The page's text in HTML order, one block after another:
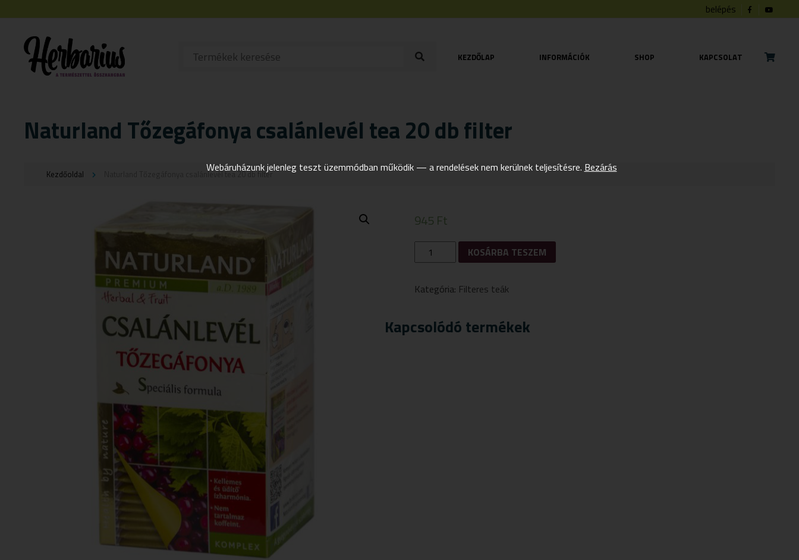
belépés
KEZDŐLAP INFORMÁCIÓK SHOP KAPCSOLAT
Naturland Tőzegáfonya csalánlevél tea 20 db filter
Kezdőoldal Naturland Tőzegáfonya csalánlevél tea 20 db filter
945 Ft
NATURLAND
TŐZEGÁFONYA
20
MENNYISÉG
KOSÁRBA TESZEM
Kategória: Filteres teák
Kapcsolódó termékek
Webáruházunk jelenleg teszt üzemmódban működik — a rendelések nem kerülnek teljesítésre. Bezárás